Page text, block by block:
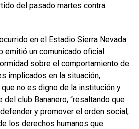
del pasado martes contra
en el Estadio Sierra Nevada
emitió un comunicado oficial
sobre el comportamiento de
implicados en la situación,
no es digno de la institución y
del club Bananero, “resaltando que
y promover el orden social,
los derechos humanos que